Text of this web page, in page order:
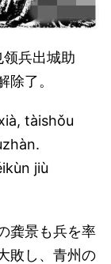
兵出城助
了。
tàishǒu
jiù
龚景も兵を率
敗し、青州の